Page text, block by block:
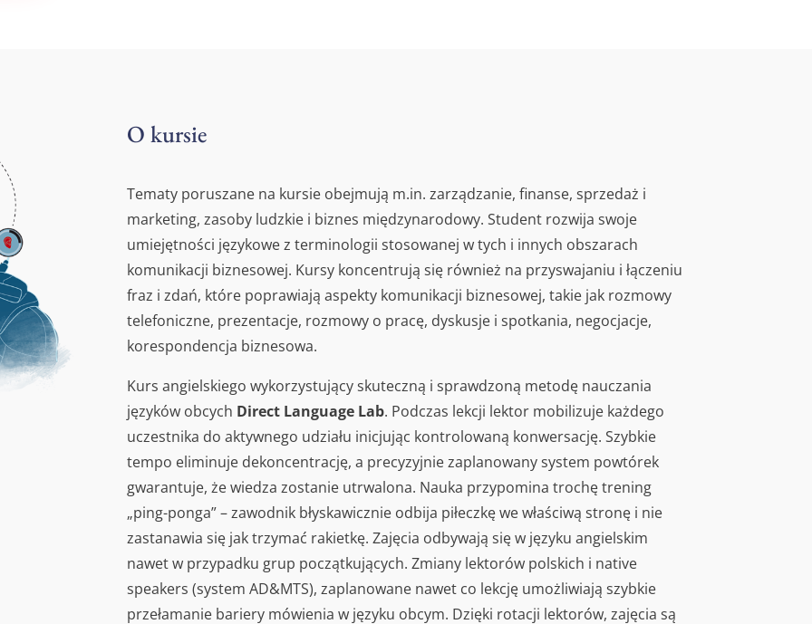
O kursie
Tematy poruszane na kursie obejmują m.in. zarządzanie, finanse, sprzedaż i
marketing, zasoby ludzkie i biznes międzynarodowy. Student rozwija swoje
umiejętności językowe z terminologii stosowanej w tych i innych obszarach
komunikacji biznesowej. Kursy koncentrują się również na przyswajaniu i łączeniu
fraz i zdań, które poprawiają aspekty komunikacji biznesowej, takie jak rozmowy
telefoniczne, prezentacje, rozmowy o pracę, dyskusje i spotkania, negocjacje,
korespondencja biznesowa.
Kurs angielskiego wykorzystujący skuteczną i sprawdzoną metodę nauczania
języków obcych Direct Language Lab. Podczas lekcji lektor mobilizuje każdego
uczestnika do aktywnego udziału inicjując kontrolowaną konwersację. Szybkie
tempo eliminuje dekoncentrację, a precyzyjnie zaplanowany system powtórek
gwarantuje, że wiedza zostanie utrwalona. Nauka przypomina trochę trening
„ping-ponga” – zawodnik błyskawicznie odbija piłeczkę we właściwą stronę i nie
zastanawia się jak trzymać rakietkę. Zajęcia odbywają się w języku angielskim
nawet w przypadku grup początkujących. Zmiany lektorów polskich i native
speakers (system AD&MTS), zaplanowane nawet co lekcję umożliwiają szybkie
przełamanie bariery mówienia w języku obcym. Dzięki rotacji lektorów, zajęcia są